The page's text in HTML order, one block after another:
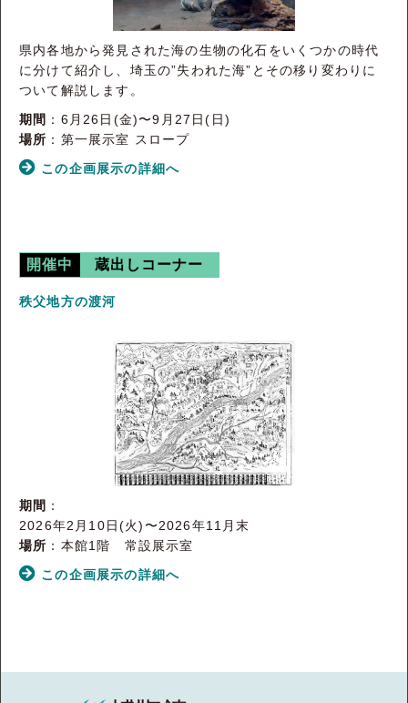
県内各地から発見された海の生物の化石をいくつかの時代
に分けて紹介し、埼玉の”失われた海”とその移り変わりに
ついて解説します。
期間 ：6月26日(金)〜9月27日(日)
場所 ：第一展示室 スロープ
この企画展示の詳細へ
開催中 蔵出しコーナー
秩父地方の渡河
期間 ：
2026年2月10日(火)〜2026年11月末
場所 ：本館1階 常設展示室
この企画展示の詳細へ